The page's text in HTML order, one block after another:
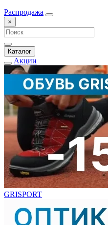
Распродажа
×
Каталог
Акции
GRISPORT